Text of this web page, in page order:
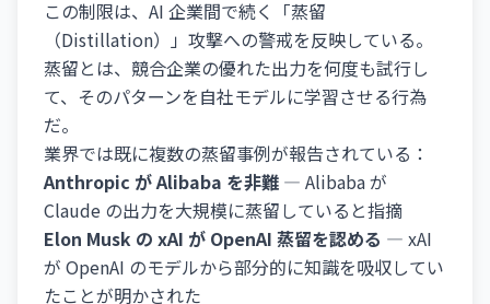
この制限は、AI 企業間で続く「蒸留
（Distillation）」攻撃への警戒を反映している。
蒸留とは、競合企業の優れた出力を何度も試行し
て、そのパターンを自社モデルに学習させる行為
だ。
業界では既に複数の蒸留事例が報告されている：
Anthropic が Alibaba を非難 — Alibaba が
Claude の出力を大規模に蒸留していると指摘
Elon Musk の xAI が OpenAI 蒸留を認める — xAI
が OpenAI のモデルから部分的に知識を吸収してい
たことが明かされた